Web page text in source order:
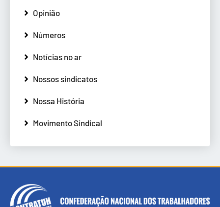
Opinião
Números
Notícias no ar
Nossos sindicatos
Nossa História
Movimento Sindical